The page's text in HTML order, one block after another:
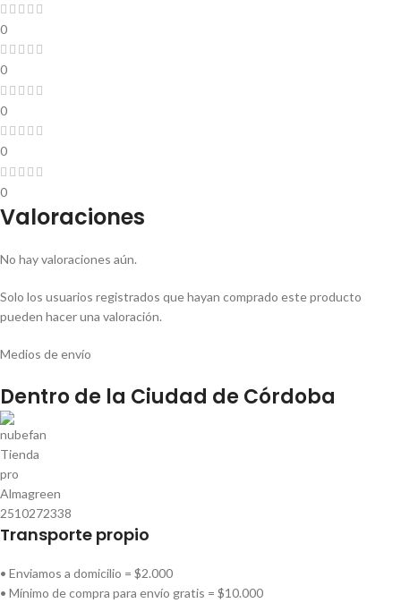
0
0
0
0
0
Valoraciones
No hay valoraciones aún.
Solo los usuarios registrados que hayan comprado este producto
pueden hacer una valoración.
Medios de envío
Dentro de la Ciudad de Córdoba
Transporte propio
• Enviamos a domicilio = $2.000
• Mínimo de compra para envío gratis = $10.000